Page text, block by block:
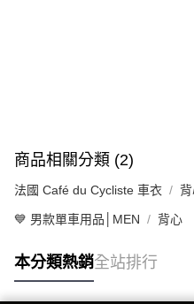
商品相關分類 (2)
法國 Café du Cycliste 車衣
💙 男款單車用品│MEN 背心
本分類熱銷全站排行